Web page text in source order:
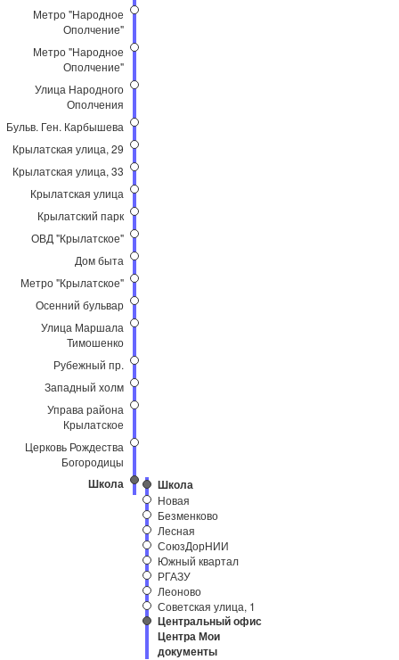
Метро "Народное
Ополчение"
Метро "Народное
Ополчение"
Улица Народного
Ополчения
Бульв. Ген. Карбышева
Крылатская улица, 29
Крылатская улица, 33
Крылатская улица
Крылатский парк
ОВД "Крылатское"
Дом быта
Метро "Крылатское"
Осенний бульвар
Улица Маршала
Тимошенко
Рубежный пр.
Западный холм
Управа района
Крылатское
Церковь Рождества
Богородицы
Школа Школа
Новая
Безменково
Лесная
СоюзДорНИИ
Южный квартал
РГАЗУ
Леоново
Советская улица, 1
Центральный офис
Центра Мои
документы